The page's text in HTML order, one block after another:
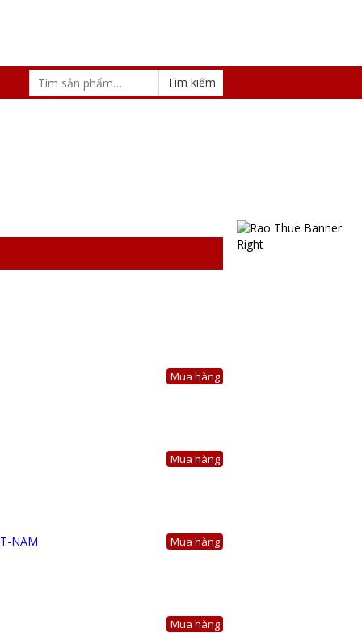
Mua hàng
Mua hàng
Mua hàng
Mua hàng